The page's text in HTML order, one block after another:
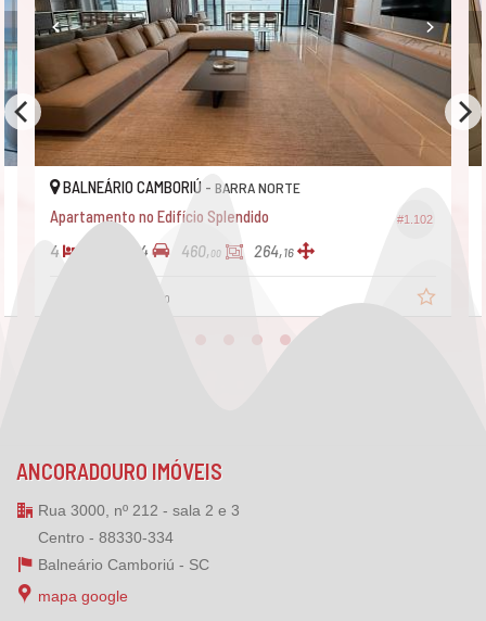
BALNEÁRIO CAMBORIÚ -BARRA NORTE
no Edifício Splendido
5 460,00 264,16
R$
ANCORADOURO IMÓVEIS
Rua 3000, nº 212 - sala 2 e 3
Centro - 88330-334
Balneário Camboriú - SC
mapa google